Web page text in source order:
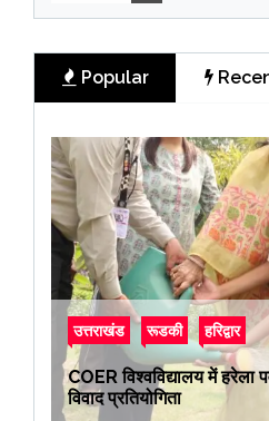
Popular
उत्तराखंड रूडकी हरिद्वार
COER विश्वविद्यालय में हरेला
विवाद प्रतियोगिता